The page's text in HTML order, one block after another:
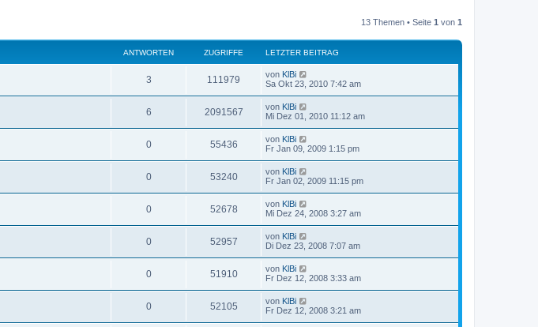
13 Themen • Seite 1 von 1
ANTWORTEN ZUGRIFFE LETZTER BEITRAG
3 111979 von KlBi
Sa Okt 23, 2010 7:42 am
6 2091567 von KlBi
Mi Dez 01, 2010 11:12 am
0 55436 von KlBi
Fr Jan 09, 2009 1:15 pm
0 53240 von KlBi
Fr Jan 02, 2009 11:15 pm
0 52678 von KlBi
Mi Dez 24, 2008 3:27 am
0 52957 von KlBi
Di Dez 23, 2008 7:07 am
0 51910 von KlBi
Fr Dez 12, 2008 3:33 am
0 52105 von KlBi
Fr Dez 12, 2008 3:21 am